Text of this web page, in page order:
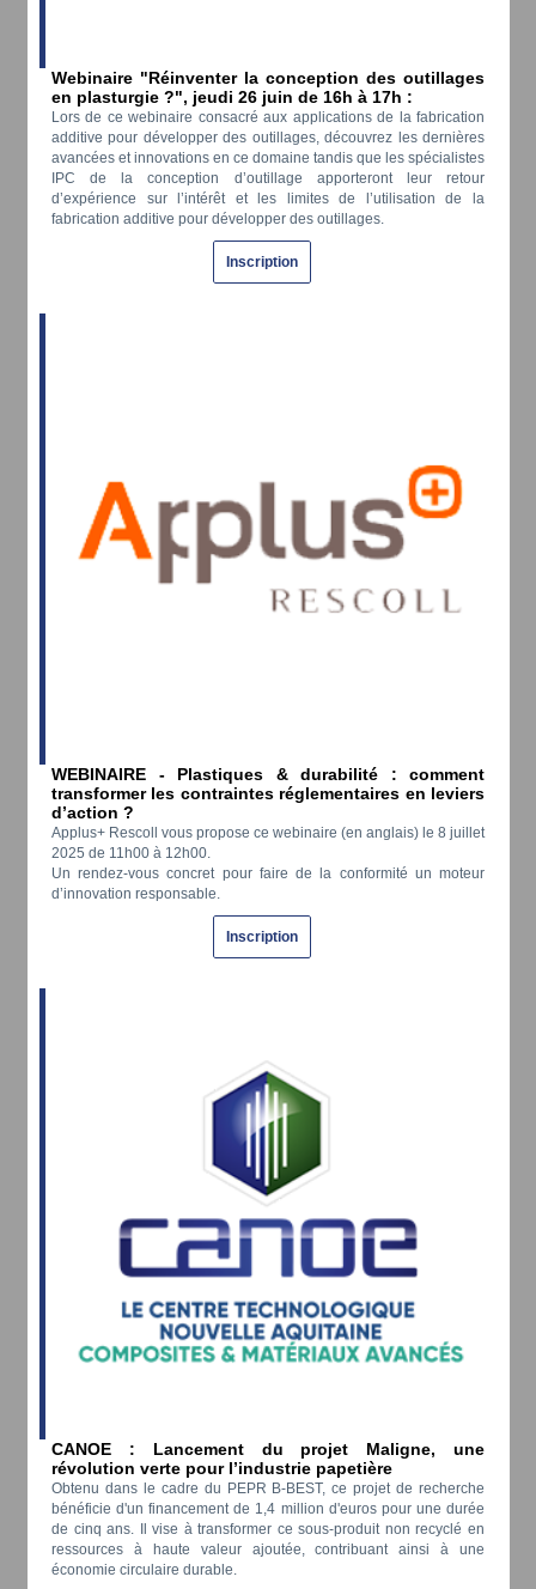
Webinaire "Réinventer la conception des outillages
en plasturgie ?", jeudi 26 juin de 16h à 17h :
Lors de ce webinaire consacré aux applications de la fabrication
additive pour développer des outillages, découvrez les dernières
avancées et innovations en ce domaine tandis que les spécialistes
IPC de la conception d’outillage apporteront leur retour
d’expérience sur l’intérêt et les limites de l’utilisation de la
fabrication additive pour développer des outillages.
Inscription
WEBINAIRE - Plastiques & durabilité : comment
transformer les contraintes réglementaires en leviers
d’action ?
Applus+ Rescoll vous propose ce webinaire (en anglais) le 8 juillet
2025 de 11h00 à 12h00.
Un rendez-vous concret pour faire de la conformité un moteur
d’innovation responsable.
Inscription
CANOE : Lancement du projet Maligne, une
révolution verte pour l’industrie papetière
Obtenu dans le cadre du PEPR B-BEST, ce projet de recherche
bénéficie d'un financement de 1,4 million d'euros pour une durée
de cinq ans. Il vise à transformer ce sous-produit non recyclé en
ressources à haute valeur ajoutée, contribuant ainsi à une
économie circulaire durable.